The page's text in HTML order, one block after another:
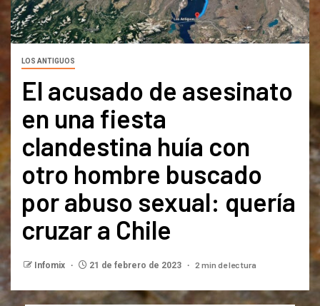
LOS ANTIGUOS
El acusado de asesinato
en una fiesta
clandestina huía con
otro hombre buscado
por abuso sexual: quería
cruzar a Chile
Infomix 21 de febrero de 2023 2 min de lectura